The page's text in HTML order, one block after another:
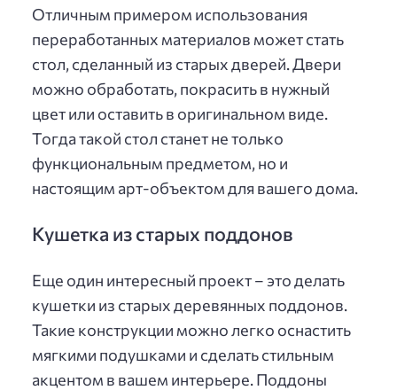
Отличным примером использования
переработанных материалов может стать
стол, сделанный из старых дверей. Двери
можно обработать, покрасить в нужный
цвет или оставить в оригинальном виде.
Тогда такой стол станет не только
функциональным предметом, но и
настоящим арт-объектом для вашего дома.
Кушетка из старых поддонов
Еще один интересный проект – это делать
кушетки из старых деревянных поддонов.
Такие конструкции можно легко оснастить
мягкими подушками и сделать стильным
акцентом в вашем интерьере. Поддоны